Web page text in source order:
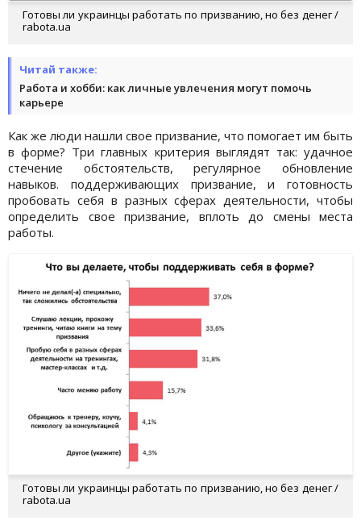
Готовы ли украинцы работать по призванию, но без денег /
rabota.ua
Читай также:
Работа и хобби: как личные увлечения могут помочь
карьере
Как же люди нашли свое призвание, что помогает им быть
в форме? Три главных критерия выглядят так: удачное
стечение обстоятельств, регулярное обновление
навыков. поддерживающих призвание, и готовность
пробовать себя в разных сферах деятельности, чтобы
определить свое призвание, вплоть до смены места
работы.
Готовы ли украинцы работать по призванию, но без денег /
rabota.ua